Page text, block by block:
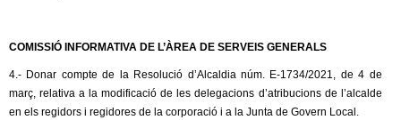
e
)
COMISSIÓ INFORMATIVA DE L’ÀREA DE SERVEIS GENERALS
4.- Donar compte de la Resolució d’Alcaldia núm. E-1734/2021, de 4 de
març, relativa a la modificació de les delegacions d’atribucions de l’alcalde
en els regidors i regidores de la corporació i a la Junta de Govern Local.